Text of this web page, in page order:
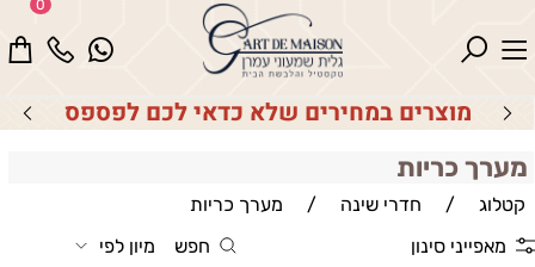
מוצרים במחירים שלא כדאי לכם לפספס
0
מערך כריות
קטלוג / חדרי שינה /
מערך כריות
מאפייני סינון
חפש מיון לפי